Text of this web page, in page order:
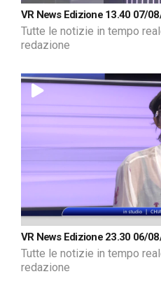
VR News Edizione 13.40 07/
Tutte le notizie in tempo
redazione
VR News Edizione 23.30 06/
Tutte le notizie in tempo
redazione